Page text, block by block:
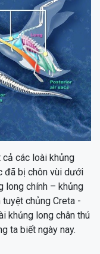
cả các loài khủng
đã bị chôn vùi dưới
long chính – khủng
chủng Creta -
khủng long chân thú
ta biết ngày nay.